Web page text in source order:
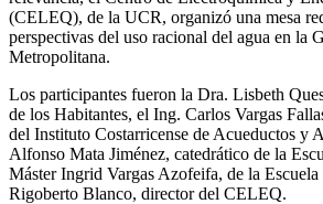
(CELEQ), de la UCR, organizó una mesa
perspectivas del uso racional del agua en la
Metropolitana.
Los participantes fueron la Dra. Lisbeth
de los Habitantes, el Ing. Carlos Vargas
del Instituto Costarricense de Acueductos y
Alfonso Mata Jiménez, catedrático de la
Máster Ingrid Vargas Azofeifa, de la
Rigoberto Blanco, director del CELEQ.